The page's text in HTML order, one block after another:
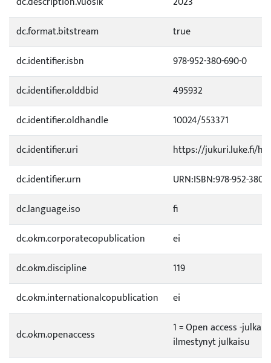
dc.format.bitstream
true
dc.identifier.isbn
978-952-380-690-0
dc.identifier.olddbid
495932
dc.identifier.oldhandle
10024/553371
dc.identifier.uri
https://jukuri.luke.fi/
dc.identifier.urn
URN:ISBN:978-952-380-
dc.language.iso
fi
dc.okm.corporatecopublication
ei
dc.okm.discipline
119
dc.okm.internationalcopublication
ei
dc.okm.openaccess
1 = Open access -
ilmestynyt julkaisu